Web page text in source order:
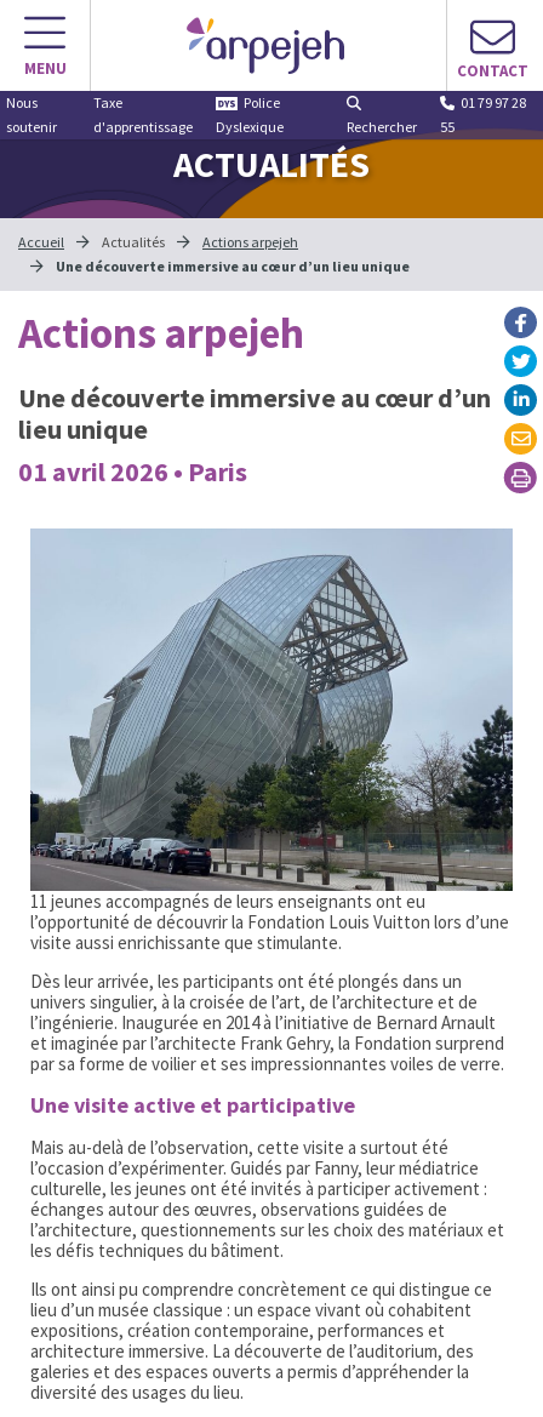
MENU CONTACT
Nous
soutenir
Taxe
d'apprentissage
Police
Dyslexique
Rechercher
01 79 97 28
55
ACTUALITÉS
Accueil Actualités
Actions arpejeh
Une découverte immersive au cœur d’un lieu unique
Actions arpejeh
Une découverte immersive au cœur d’un
lieu unique
01 avril 2026 • Paris
11 jeunes accompagnés de leurs enseignants ont eu
l’opportunité de découvrir la Fondation Louis Vuitton lors d’une
visite aussi enrichissante que stimulante.
Dès leur arrivée, les participants ont été plongés dans un
univers singulier, à la croisée de l’art, de l’architecture et de
l’ingénierie. Inaugurée en 2014 à l’initiative de Bernard Arnault
et imaginée par l’architecte Frank Gehry, la Fondation surprend
par sa forme de voilier et ses impressionnantes voiles de verre.
Une visite active et participative
Mais au-delà de l’observation, cette visite a surtout été
l’occasion d’expérimenter. Guidés par Fanny, leur médiatrice
culturelle, les jeunes ont été invités à participer activement :
échanges autour des œuvres, observations guidées de
l’architecture, questionnements sur les choix des matériaux et
les défis techniques du bâtiment.
Ils ont ainsi pu comprendre concrètement ce qui distingue ce
lieu d’un musée classique : un espace vivant où cohabitent
expositions, création contemporaine, performances et
architecture immersive. La découverte de l’auditorium, des
galeries et des espaces ouverts a permis d’appréhender la
diversité des usages du lieu.